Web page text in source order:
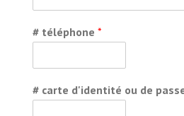
# téléphone *
# carte d'identité ou de